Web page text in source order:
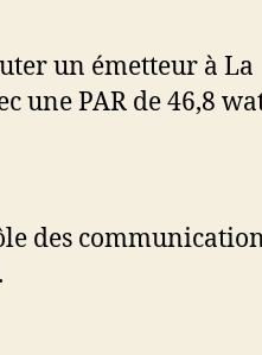
un émetteur à La
une PAR de 46,8
des